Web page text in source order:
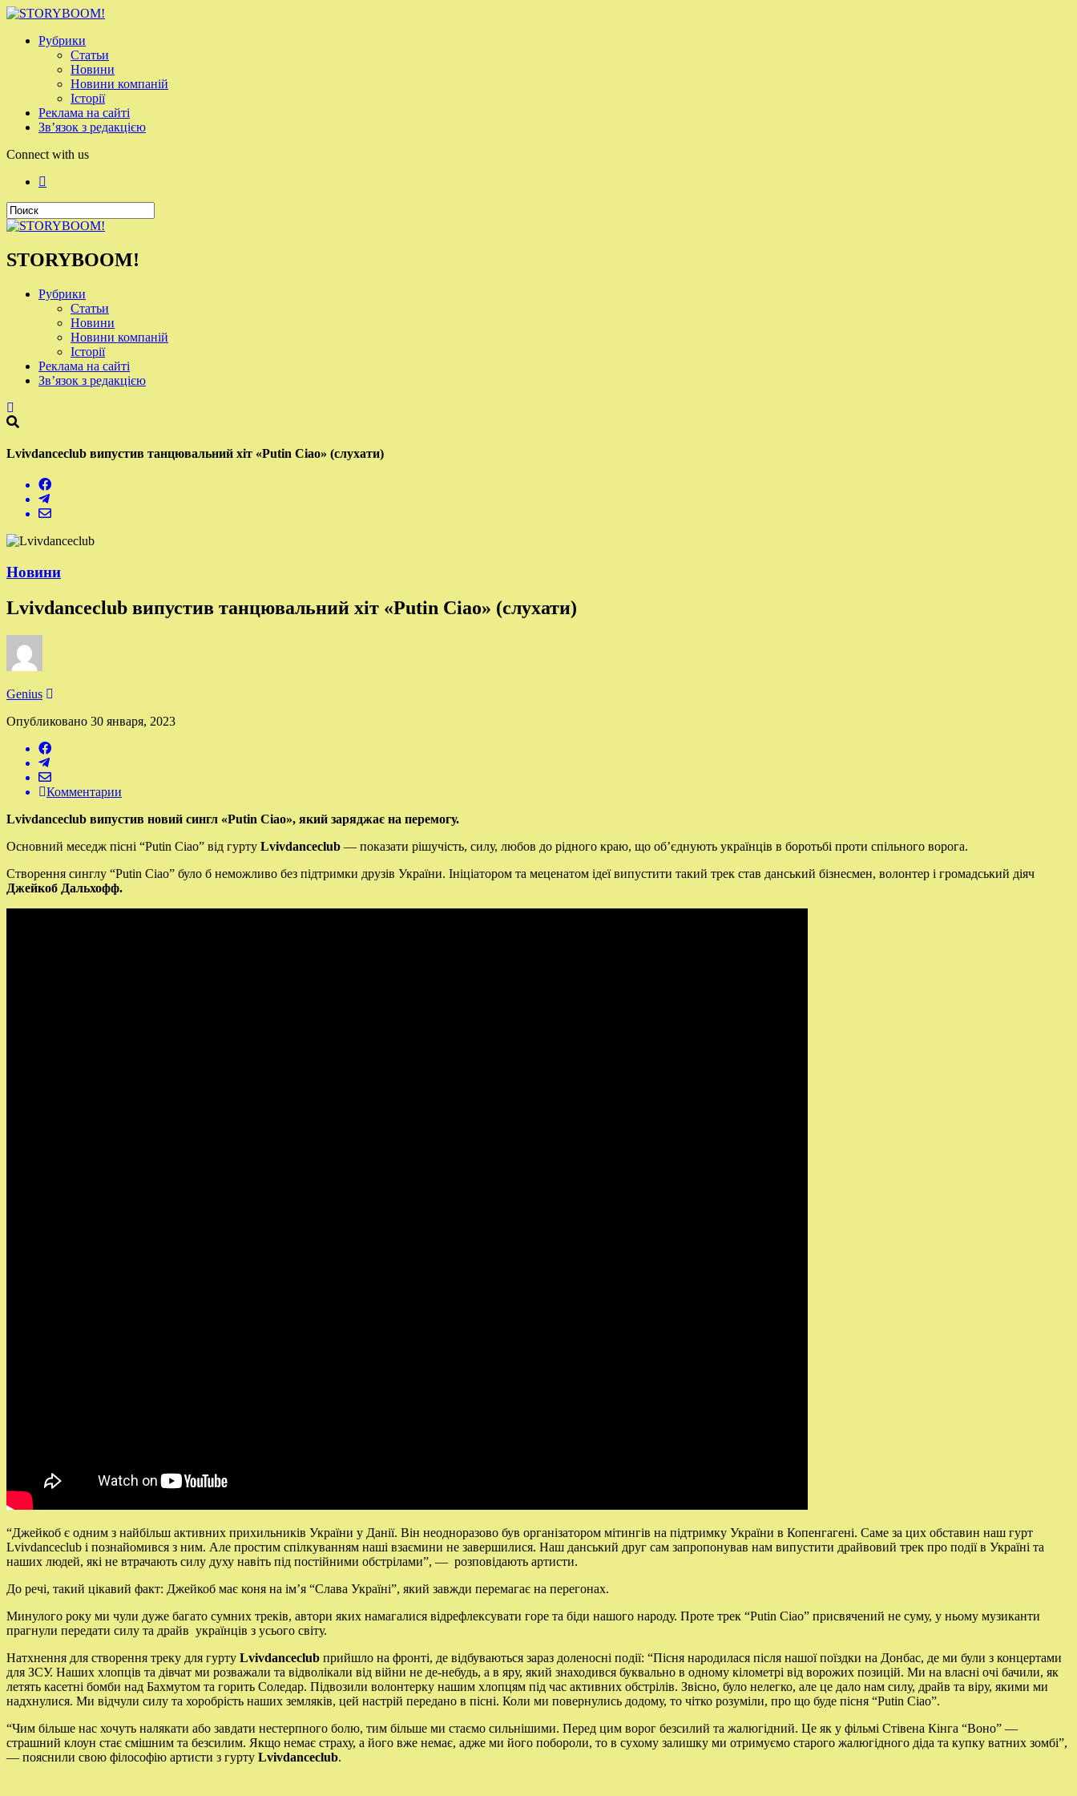
Рубрики
Статьи
Новини
Новини компаній
Історії
Реклама на сайті
Зв’язок з редакцією
Connect with us
STORYBOOM!
Рубрики
Статьи
Новини
Новини компаній
Історії
Реклама на сайті
Зв’язок з редакцією
Lvivdanceclub випустив танцювальний хіт «Putin Ciao» (слухати)
Новини
Lvivdanceclub випустив танцювальний хіт «Putin Ciao» (слухати)
Genius
Опубликовано 30 января, 2023
Комментарии
Lvivdanceclub випустив новий сингл «Putin Ciao», який заряджає на перемогу.
Основний меседж пісні “Putin Ciao” від гурту Lvivdanceclub — показати рішучість, силу, любов до рідного краю, що об’єднують українців в боротьбі проти спільного ворога.
Створення синглу “Putin Ciao” було б неможливо без підтримки друзів України. Ініціатором та меценатом ідеї випустити такий трек став данський бізнесмен, волонтер і громадський діяч
Джейкоб Дальхофф.
“Джейкоб є одним з найбільш активних прихильників України у Данії. Він неодноразово був організатором мітингів на підтримку України в Копенгагені. Саме за цих обставин наш гурт
Lvivdanceclub і познайомився з ним. Але простим спілкуванням наші взаємини не завершилися. Наш данський друг сам запропонував нам випустити драйвовий трек про події в Україні та
наших людей, які не втрачають силу духу навіть під постійними обстрілами”, — розповідають артисти.
До речі, такий цікавий факт: Джейкоб має коня на ім’я “Слава Україні”, який завжди перемагає на перегонах.
Минулого року ми чули дуже багато сумних треків, автори яких намагалися відрефлексувати горе та біди нашого народу. Проте трек “Putin Ciao” присвячений не суму, у ньому музиканти
прагнули передати силу та драйв українців з усього світу.
Натхнення для створення треку для гурту Lvivdanceclub прийшло на фронті, де відбуваються зараз доленосні події: “Пісня народилася після нашої поїздки на Донбас, де ми були з концертами
для ЗСУ. Наших хлопців та дівчат ми розважали та відволікали від війни не де-небудь, а в яру, який знаходився буквально в одному кілометрі від ворожих позицій. Ми на власні очі бачили, як
летять касетні бомби над Бахмутом та горить Соледар. Підвозили волонтерку нашим хлопцям під час активних обстрілів. Звісно, було нелегко, але це дало нам силу, драйв та віру, якими ми
надхнулися. Ми відчули силу та хоробрість наших земляків, цей настрій передано в пісні. Коли ми повернулись додому, то чітко розуміли, про що буде пісня “Putin Ciao”.
“Чим більше нас хочуть налякати або завдати нестерпного болю, тим більше ми стаємо сильнішими. Перед цим ворог безсилий та жалюгідний. Це як у фільмі Стівена Кінга “Воно” —
страшний клоун стає смішним та безсилим. Якщо немає страху, а його вже немає, адже ми його побороли, то в сухому залишку ми отримуємо старого жалюгідного діда та купку ватних зомбі”,
— пояснили свою філософію артисти з гурту Lvivdanceclub.